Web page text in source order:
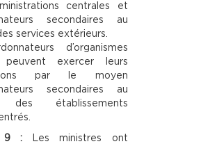
centrales et
secondaires au
services extérieurs.
d’organismes
peuvent exercer leurs
par le moyen
secondaires au
des établissements
9 :
Les ministres ont